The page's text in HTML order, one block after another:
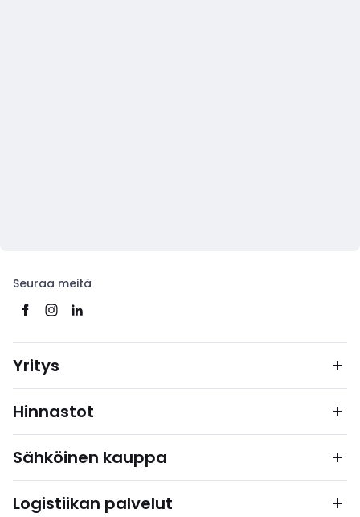
Seuraa meitä
Yritys
Hinnastot
Sähköinen kauppa
Logistiikan palvelut